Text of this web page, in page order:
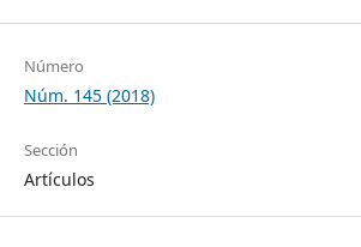
Número
Núm. 145 (2018)
Sección
Artículos